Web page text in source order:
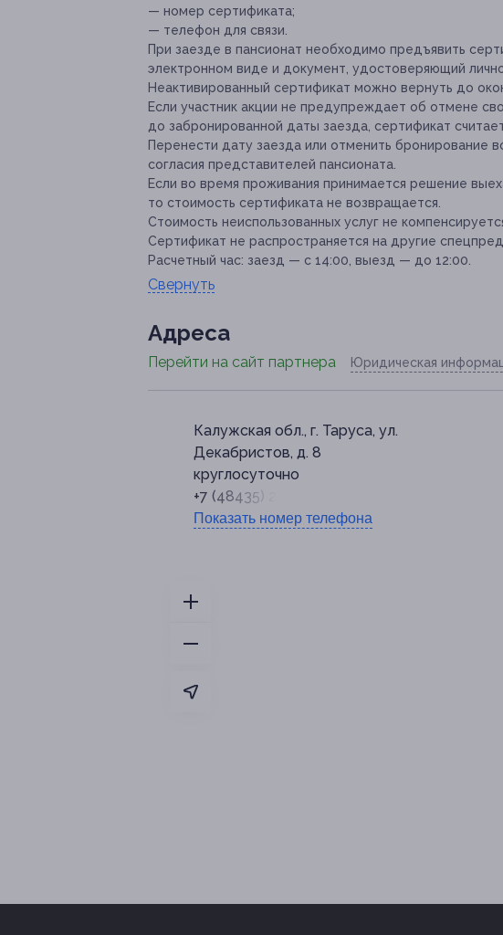
— номер сертификата;
— телефон для связи.
При заезде в пансионат необходимо предъявить
электронном виде и документ, удостоверяющий
Неактивированный сертификат можно вернуть до
Если участник акции не предупреждает об отмене
до забронированной даты заезда, сертификат
Перенести дату заезда или отменить бронирование
согласия представителей пансионата.
Если во время проживания принимается решение
то стоимость сертификата не возвращается.
Стоимость неиспользованных услуг не
Сертификат не распространяется на другие
Расчетный час: заезд — с 14:00, выезд — до 12:00.
Свернуть
Адресa
Перейти на сайт партнера Юридическая
Калужская обл., г. Таруса, ул.
Декабристов, д. 8
круглосуточно
+7 (48435) 2-55-81
Показать номер телефона